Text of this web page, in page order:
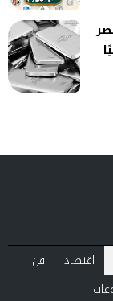
في مصر
اقتصاد
فن